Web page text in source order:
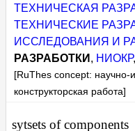
ТЕХНИЧЕСКАЯ
ТЕХНИЧЕСКИЕ
ИССЛЕДОВАНИЯ И
РАЗРАБОТКИ , НИОКР,
[RuThes concept: научно-
конструкторская работа]
sytsets of components